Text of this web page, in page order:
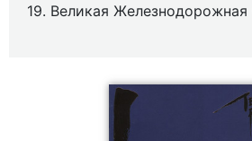
19. Великая